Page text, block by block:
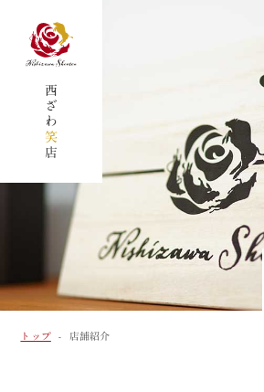
西ざわ
笑
店
トップ- 店舗紹介